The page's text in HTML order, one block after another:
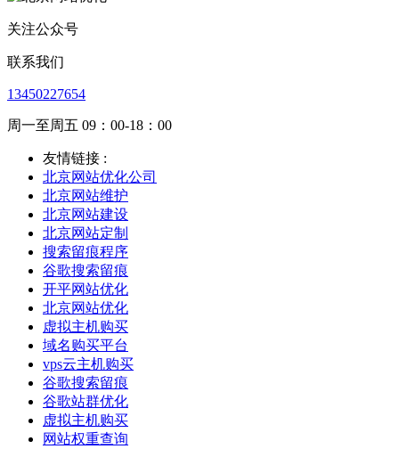
关注公众号
联系我们
13450227654
周一至周五 09：00-18：00
友情链接 :
北京网站优化公司
北京网站维护
北京网站建设
北京网站定制
搜索留痕程序
谷歌搜索留痕
开平网站优化
北京网站优化
虚拟主机购买
域名购买平台
vps云主机购买
谷歌搜索留痕
谷歌站群优化
虚拟主机购买
网站权重查询